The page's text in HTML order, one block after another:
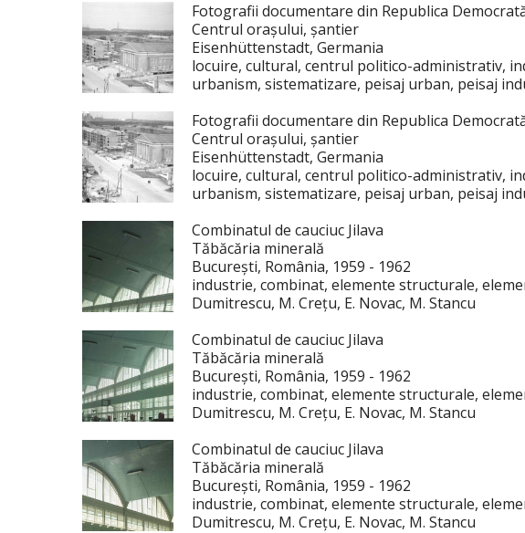
Fotografii documentare din Republica
Centrul orașului, șantier
Eisenhüttenstadt, Germania
locuire, cultural, centrul politico-administrativ,
urbanism, sistematizare, peisaj urban, peisaj
Fotografii documentare din Republica
Centrul orașului, șantier
Eisenhüttenstadt, Germania
locuire, cultural, centrul politico-administrativ,
urbanism, sistematizare, peisaj urban, peisaj
Combinatul de cauciuc Jilava
Tăbăcăria minerală
București, România, 1959 - 1962
industrie, combinat, elemente structurale,
Dumitrescu, M. Crețu, E. Novac, M. Stancu
Combinatul de cauciuc Jilava
Tăbăcăria minerală
București, România, 1959 - 1962
industrie, combinat, elemente structurale,
Dumitrescu, M. Crețu, E. Novac, M. Stancu
Combinatul de cauciuc Jilava
Tăbăcăria minerală
București, România, 1959 - 1962
industrie, combinat, elemente structurale,
Dumitrescu, M. Crețu, E. Novac, M. Stancu